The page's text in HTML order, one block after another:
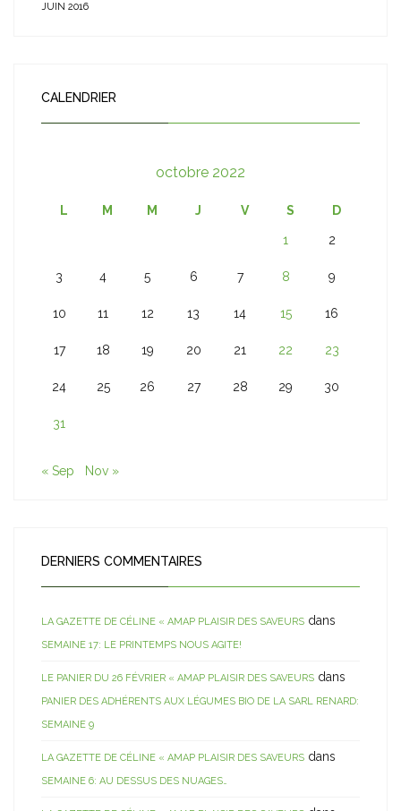
JUIN 2016
CALENDRIER
octobre 2022
L M M J V S D
1 2
3 4 5 6 7 8 9
10 11 12 13 14 15 16
17 18 19 20 21 22 23
24 25 26 27 28 29 30
31
« Sep Nov »
DERNIERS COMMENTAIRES
LA GAZETTE DE CÉLINE « AMAP PLAISIR DES SAVEURS dans
SEMAINE 17: LE PRINTEMPS NOUS AGITE!
LE PANIER DU 26 FÉVRIER « AMAP PLAISIR DES SAVEURS dans
PANIER DES ADHÉRENTS AUX LÉGUMES BIO DE LA SARL RENARD:
SEMAINE 9
LA GAZETTE DE CÉLINE « AMAP PLAISIR DES SAVEURS dans
SEMAINE 6: AU DESSUS DES NUAGES…